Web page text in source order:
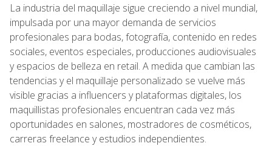
La industria del maquillaje sigue creciendo a nivel mundial,
impulsada por una mayor demanda de servicios
profesionales para bodas, fotografía, contenido en redes
sociales, eventos especiales, producciones audiovisuales
y espacios de belleza en retail. A medida que cambian las
tendencias y el maquillaje personalizado se vuelve más
visible gracias a influencers y plataformas digitales, los
maquillistas profesionales encuentran cada vez más
oportunidades en salones, mostradores de cosméticos,
carreras freelance y estudios independientes.